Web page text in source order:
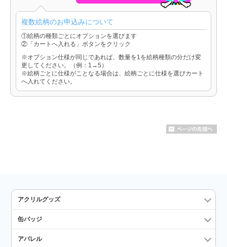
複数絵柄のお申込みについて
①絵柄の種類ごとにオプションを選びます
②「カートへ入れる」ボタンをクリック
※オプション仕様が同じであれば、数量を1を絵柄種類の分だけ変
更してください。（例：1→5）
※絵柄ごとに仕様がことなる場合は、絵柄ごとに仕様を選びカート
へ入れてください。
アクリルグッズ
缶バッジ
アパレル